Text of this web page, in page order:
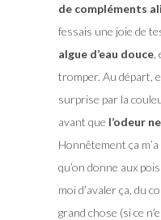
de compléments
fessais une joie de
algue d’eau douce,
tromper. Au départ,
surprise par la
avant que l’odeur
Honnêtement ça
qu’on donne aux
moi d’avaler ça, du
grand chose (si ce